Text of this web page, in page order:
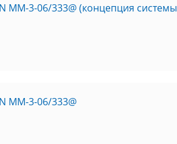
ММ-3-06/333@ (концепция системы
ММ-3-06/333@